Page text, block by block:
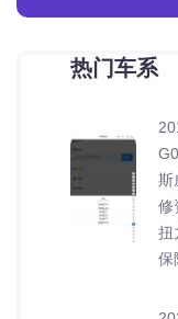
热门车系
斯
修
扭
保